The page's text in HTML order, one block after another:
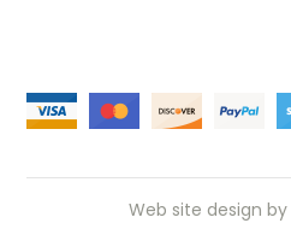
Web site design by